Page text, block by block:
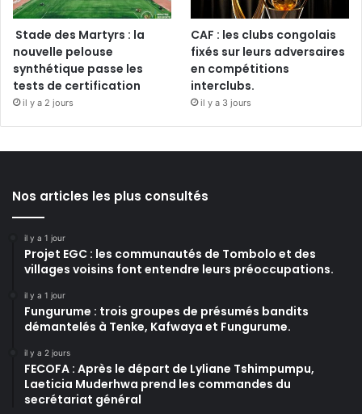
Stade des Martyrs : la
nouvelle pelouse
synthétique passe les
tests de certification
il y a 2 jours
CAF : les clubs congolais
fixés sur leurs adversaires
en compétitions
interclubs.
il y a 3 jours
Nos articles les plus consultés
il y a 1 jour
Projet EGC : les communautés de Tombolo et des
villages voisins font entendre leurs préoccupations.
il y a 1 jour
Fungurume : trois groupes de présumés bandits
démantelés à Tenke, Kafwaya et Fungurume.
il y a 2 jours
FECOFA : Après le départ de Lyliane Tshimpumpu,
Laeticia Muderhwa prend les commandes du
secrétariat général